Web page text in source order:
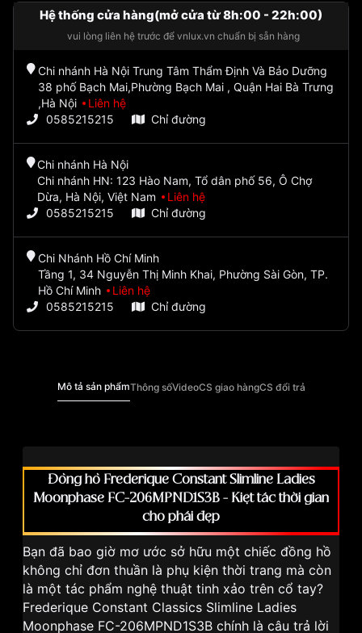
Hệ thống cửa hàng(mở cửa từ 8h:00 - 22h:00)
vui lòng liên hệ trước để vnlux.vn chuẩn bị sẵn hàng
Chi nhánh Hà Nội Trung Tâm Thẩm Định Và Bảo Dưỡng
38 phố Bạch Mai,Phường Bạch Mai , Quận Hai Bà Trưng
,Hà Nội
Liên hệ
0585215215
Chỉ đường
Chi nhánh Hà Nội
Chi nhánh HN: 123 Hào Nam, Tổ dân phố 56, Ô Chợ
Dừa, Hà Nội, Việt Nam
Liên hệ
0585215215
Chỉ đường
Chi Nhánh Hồ Chí Minh
Tầng 1, 34 Nguyễn Thị Minh Khai, Phường Sài Gòn, TP.
Hồ Chí Minh
Liên hệ
0585215215
Chỉ đường
Mô tả sản phẩmThông sốVideoCS giao hàngCS đổi trả
Đồng hồ Frederique Constant Slimline Ladies
Moonphase FC-206MPND1S3B - Kiệt tác thời gian
cho phái đẹp
Bạn đã bao giờ mơ ước sở hữu một chiếc đồng hồ
không chỉ đơn thuần là phụ kiện thời trang mà còn
là một tác phẩm nghệ thuật tinh xảo trên cổ tay?
Frederique Constant Classics Slimline Ladies
Moonphase FC-206MPND1S3B chính là câu trả lời